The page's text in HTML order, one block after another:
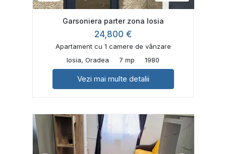
Garsoniera parter zona Iosia
24,800 €
Apartament cu 1 camere de vânzare
Iosia, Oradea
7 mp 1980
Vezi mai multe detalii